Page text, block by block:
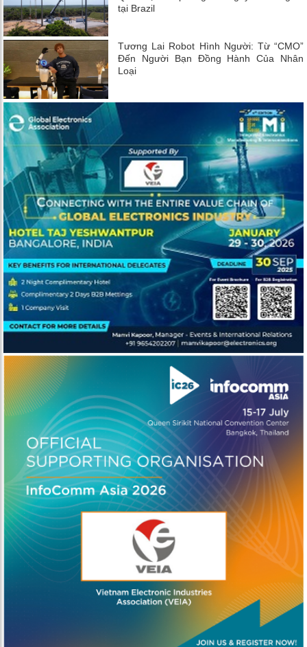
tại Brazil
Tương Lai Robot Hình Người: Từ “CMO”
Đến Người Bạn Đồng Hành Của Nhân
Loại